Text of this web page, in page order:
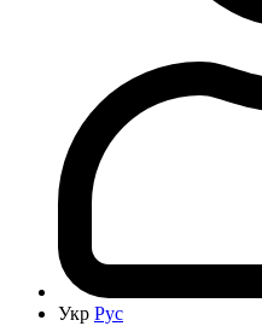
Укр Рус